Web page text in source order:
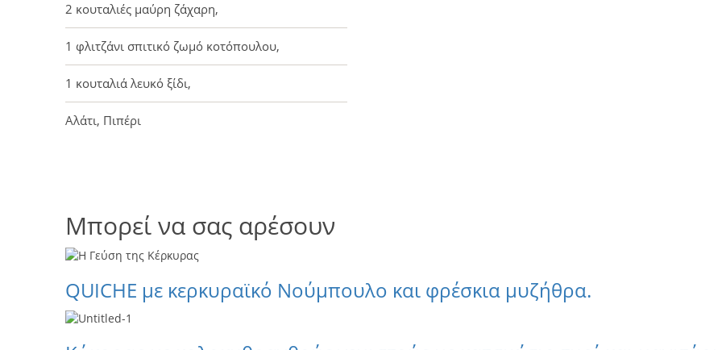
2 κουταλιές μαύρη ζάχαρη,
1 φλιτζάνι σπιτικό ζωμό κοτόπουλου,
1 κουταλιά λευκό ξίδι,
Αλάτι, Πιπέρι
Μπορεί να σας αρέσουν
QUICHE με κερκυραϊκό Νούμπουλο και φρέσκια μυζήθρα.